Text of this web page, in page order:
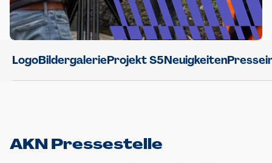
LogoBildergalerieProjekt S5Neuigkeiten
AKN Pressestelle